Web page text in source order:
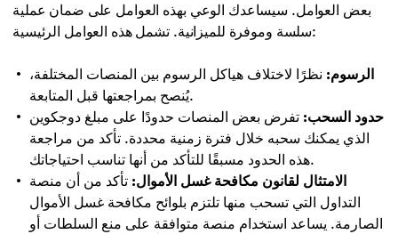
بعض العوامل. سيساعدك الوعي بهذه العوامل على ضمان عملية
سلسة وموفرة للميزانية. تشمل هذه العوامل الرئيسية:
الرسوم: نظرًا لاختلاف هياكل الرسوم بين المنصات المختلفة،
يُنصح بمراجعتها قبل المتابعة.
حدود السحب: تفرض بعض المنصات حدودًا على مبلغ دوجكوين
الذي يمكنك سحبه خلال فترة زمنية محددة. تأكد من مراجعة
هذه الحدود مسبقًا للتأكد من أنها تناسب احتياجاتك.
الامتثال لقانون مكافحة غسل الأموال: تأكد من أن منصة
التداول التي تسحب منها تلتزم بلوائح مكافحة غسل الأموال
الصارمة. يساعد استخدام منصة متوافقة على منع السلطات أو